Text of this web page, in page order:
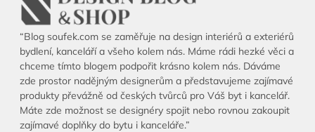
“Blog soufek.com se zaměřuje na design interiérů a exteriérů
bydlení, kanceláří a všeho kolem nás. Máme rádi hezké věci a
chceme tímto blogem podpořit krásno kolem nás. Dáváme
zde prostor nadějným designerům a představujeme zajímavé
produkty převážně od českých tvůrců pro Váš byt i kancelář.
Máte zde možnost se designéry spojit nebo rovnou zakoupit
zajímavé doplňky do bytu i kanceláře.”